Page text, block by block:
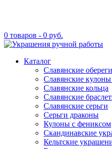
0 товаров - 0 руб.
Каталог
Славянские обереги
Славянские
Славянские кольца
Славянские
Славянские серьги
Серьги драконы
Кулоны с фениксом
Скандинавские
Кельтские